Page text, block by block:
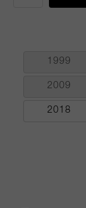
1999
2009
2018